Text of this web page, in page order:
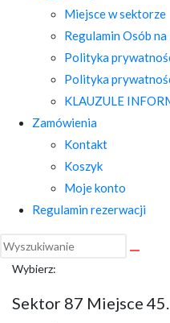
Miejsce w sektorze
Regulamin Osób na
Polityka
Polityka
KLAUZULE
Zamówienia
Kontakt
Koszyk
Moje konto
Regulamin rezerwacji
Wybierz:
Sektor 87 Miejsce